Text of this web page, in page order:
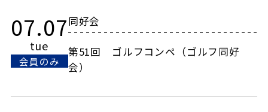
07.07
tue
会員のみ
同好会
第51回 ゴルフコンペ（ゴルフ同好
会）